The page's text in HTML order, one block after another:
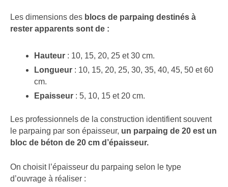
Les dimensions des blocs de parpaing destinés à
rester apparents sont de :
Hauteur: 10, 15, 20, 25 et 30 cm.
Longueur: 10, 15, 20, 25, 30, 35, 40, 45, 50 et 60
cm.
Epaisseur : 5, 10, 15 et 20 cm.
Les professionnels de la construction identifient souvent
le parpaing par son épaisseur, un parpaing de 20 est un
bloc de béton de 20 cm d’épaisseur.
On choisit l’épaisseur du parpaing selon le type
d’ouvrage à réaliser :